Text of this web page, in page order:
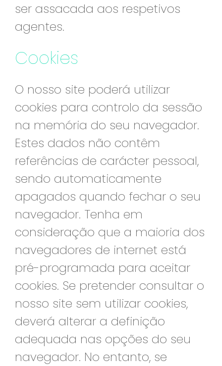
ser assacada aos respetivos
agentes.
Cookies
O nosso site poderá utilizar
cookies para controlo da sessão
na memória do seu navegador.
Estes dados não contêm
referências de carácter pessoal,
sendo automaticamente
apagados quando fechar o seu
navegador. Tenha em
consideração que a maioria dos
navegadores de internet está
pré-programada para aceitar
cookies. Se pretender consultar o
nosso site sem utilizar cookies,
deverá alterar a definição
adequada nas opções do seu
navegador. No entanto, se